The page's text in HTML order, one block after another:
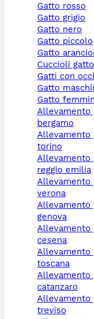
gatto rosso
gatto grigio
gatto nero
gatto piccolo
gatto
cuccioli
gatti con
gatto
gatto
allevamento gatti
bergamo
allevamento gatti
torino
allevamento gatti
reggio emilia
allevamento gatti
verona
allevamento gatti
genova
allevamento gatti forlì-
cesena
allevamento gatti
toscana
allevamento gatti
catanzaro
allevamento gatti
treviso